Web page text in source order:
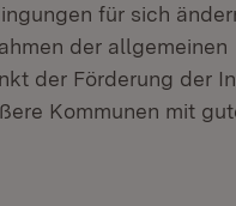
für sich
der allgemeinen
der Förderung der
Kommunen mit